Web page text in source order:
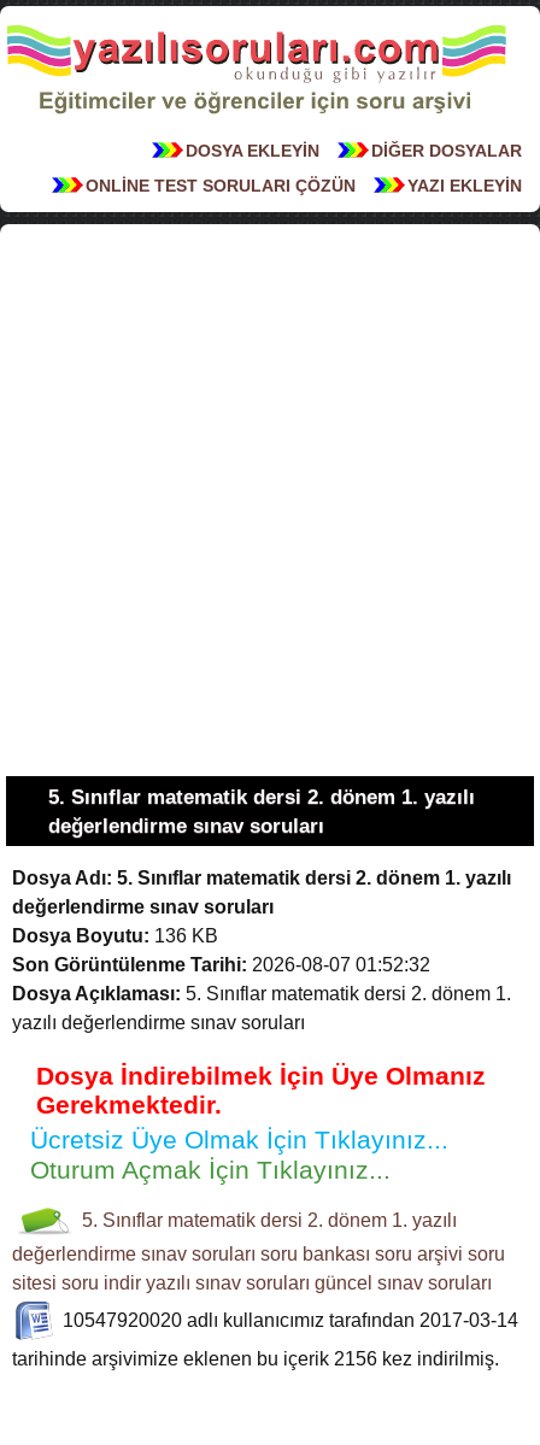
DİĞER DOSYALAR
DOSYA EKLEYİN
YAZI EKLEYİN
ONLİNE TEST SORULARI ÇÖZÜN
5. Sınıflar matematik dersi 2. dönem 1. yazılı
değerlendirme sınav soruları
Dosya Adı: 5. Sınıflar matematik dersi 2. dönem 1. yazılı
değerlendirme sınav soruları
Dosya Boyutu: 136 KB
Son Görüntülenme Tarihi: 2026-08-07 01:52:32
Dosya Açıklaması: 5. Sınıflar matematik dersi 2. dönem 1.
yazılı değerlendirme sınav soruları
Dosya İndirebilmek İçin Üye Olmanız
Gerekmektedir.
Ücretsiz Üye Olmak İçin Tıklayınız...
Oturum Açmak İçin Tıklayınız...
5. Sınıflar matematik dersi 2. dönem 1. yazılı
değerlendirme sınav soruları soru bankası soru arşivi soru
sitesi soru indir yazılı sınav soruları güncel sınav soruları
10547920020 adlı kullanıcımız tarafından 2017-03-14
tarihinde arşivimize eklenen bu içerik 2156 kez indirilmiş.